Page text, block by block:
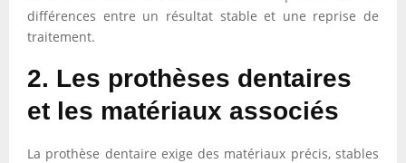
différences entre un résultat stable et une reprise de
traitement.
2. Les prothèses dentaires
et les matériaux associés
La prothèse dentaire exige des matériaux précis, stables